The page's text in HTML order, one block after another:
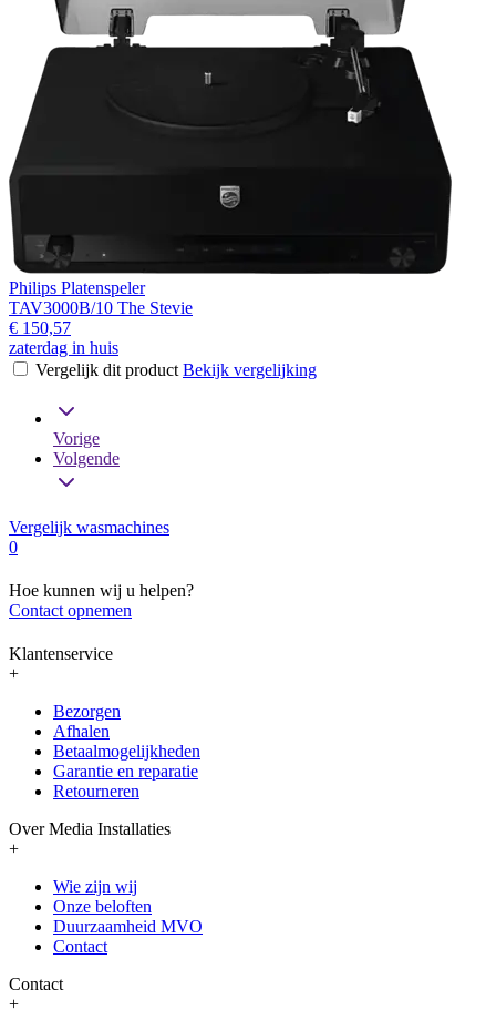
Philips Platenspeler
TAV3000B/10 The Stevie
€ 150,57
zaterdag in huis
Vergelijk dit product Bekijk vergelijking
Vorige
Volgende
Vergelijk wasmachines
0
Hoe kunnen wij u helpen?
Contact opnemen
Klantenservice
+
Bezorgen
Afhalen
Betaalmogelijkheden
Garantie en reparatie
Retourneren
Over Media Installaties
+
Wie zijn wij
Onze beloften
Duurzaamheid MVO
Contact
Contact
+